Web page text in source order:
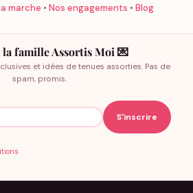
marche • Nos engagements • Blog
la famille Assortis Moi 💌
et idées de tenues assorties. Pas de
spam, promis.